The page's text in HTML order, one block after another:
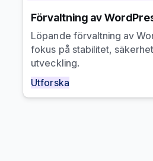
Förvaltning av
Löpande förvaltning av
fokus på stabilitet,
utveckling.
Utforska